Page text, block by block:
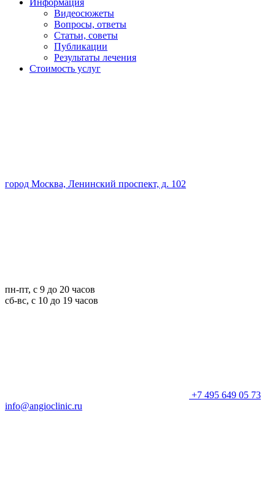
Информация
Видеосюжеты
Вопросы, ответы
Статьи, советы
Публикации
Результаты лечения
Стоимость услуг
город Москва, Ленинский проспект, д. 102
пн-пт, с 9 до 20 часов
сб-вс, с 10 до 19 часов
+7 495 649 05 73
info@angioclinic.ru